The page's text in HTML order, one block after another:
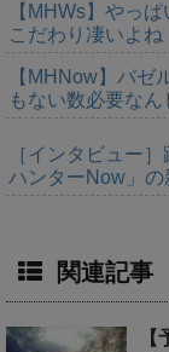
【MHWs】やっ
こだわり凄いよね
【MHNow】バゼ
もない数必要なん
［インタビュー
ハンターNow」
関連記事